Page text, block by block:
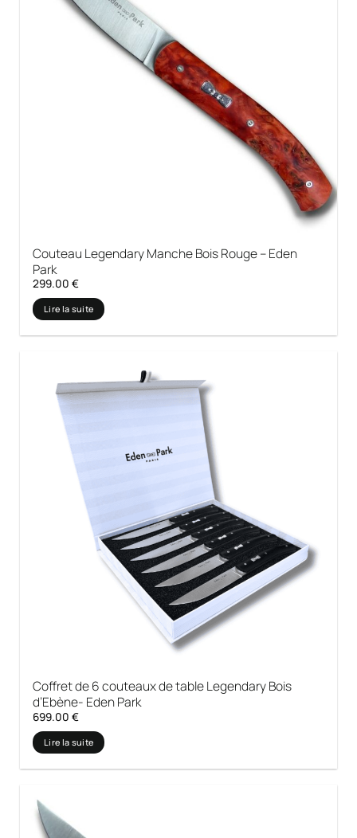
Couteau Legendary Manche Bois Rouge – Eden
Park
299.00€
Lire la suite
Coffret de 6 couteaux de table Legendary Bois
d’Ebène- Eden Park
699.00€
Lire la suite